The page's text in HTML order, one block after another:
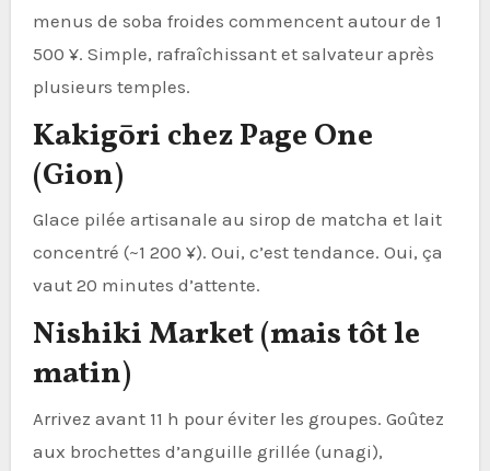
menus de soba froides commencent autour de 1
500 ¥. Simple, rafraîchissant et salvateur après
plusieurs temples.
Kakigōri chez Page One
(Gion)
Glace pilée artisanale au sirop de matcha et lait
concentré (~1 200 ¥). Oui, c’est tendance. Oui, ça
vaut 20 minutes d’attente.
Nishiki Market (mais tôt le
matin)
Arrivez avant 11 h pour éviter les groupes. Goûtez
aux brochettes d’anguille grillée (unagi),